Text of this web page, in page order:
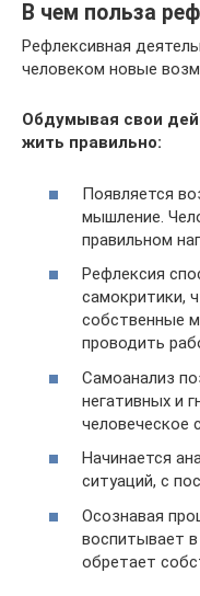
В чем польза
Рефлексивная
человеком новые
Обдумывая свои
жить правильно:
Появляется
мышление.
правильном
Рефлексия
самокритики,
собственные
проводить
Самоанализ
негативных и
человеческое
Начинается
ситуаций, с
Осознавая
воспитывает
обретает